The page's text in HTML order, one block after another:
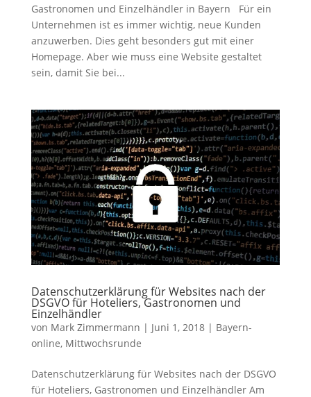
Gastronomen und Einzelhändler in Bayern Für ein
Unternehmen ist es immer wichtig, neue Kunden
anzuwerben. Dies geht besonders gut mit einer
Homepage. Aber wie muss eine Website gestaltet
sein, damit Sie bei...
Datenschutzerklärung für Websites nach der
DSGVO für Hoteliers, Gastronomen und
Einzelhändler
von Mark Zimmermann | Juni 1, 2018| Bayern-
online, Mittwochsrunde
Datenschutzerklärung für Websites nach der DSGVO
für Hoteliers, Gastronomen und Einzelhändler Am